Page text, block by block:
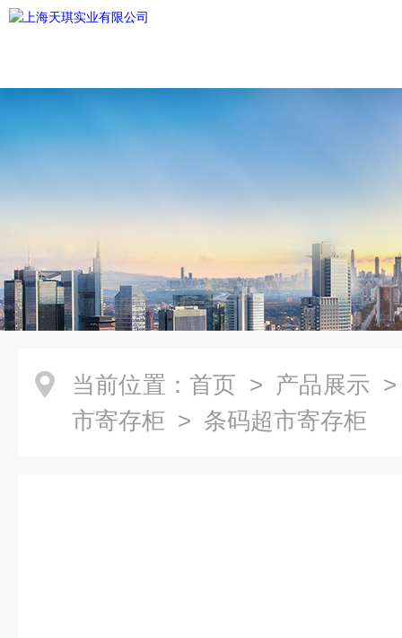
当前位置： 首页 > 产品展示
市寄存柜 > 条码超市寄存柜